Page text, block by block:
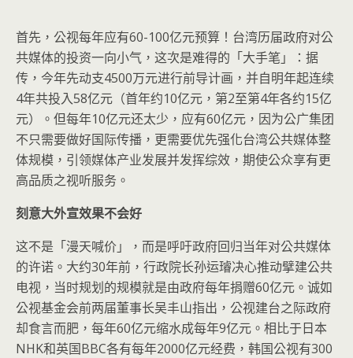
首先，公视每年应有60-100亿元预算！台湾历届政府对公
共媒体的投资一向小气，这次是难得的「大手笔」：据
传，今年先动支4500万元进行前导计画，并自明年起连续
4年共投入58亿元（首年约10亿元，第2至第4年各约15亿
元）。但每年10亿元还太少，应有60亿元，因为公广集团
不只需要做好国际传播，更需要优先强化台湾公共媒体整
体规模，引领媒体产业发展并发挥综效，期使公众享有更
高品质之视听服务。
刻意大外宣效果不会好
这不是「漫天喊价」，而是呼吁政府回归当年对公共媒体
的许诺。大约30年前，行政院长孙运璿决心推动擘建公共
电视，当时规划的规模就是由政府每年捐赠60亿元。诚如
公视基金会前两届董事长吴丰山指出，公视建台之际政府
却食言而肥，每年60亿元缩水成每年9亿元。相比于日本
NHK和英国BBC各有每年2000亿元经费，韩国公视有300